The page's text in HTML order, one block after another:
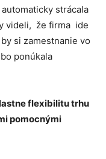
strácala
videli, že firma ide
si zamestnanie vo
ponúkala
flexibilitu trhu
pomocnými